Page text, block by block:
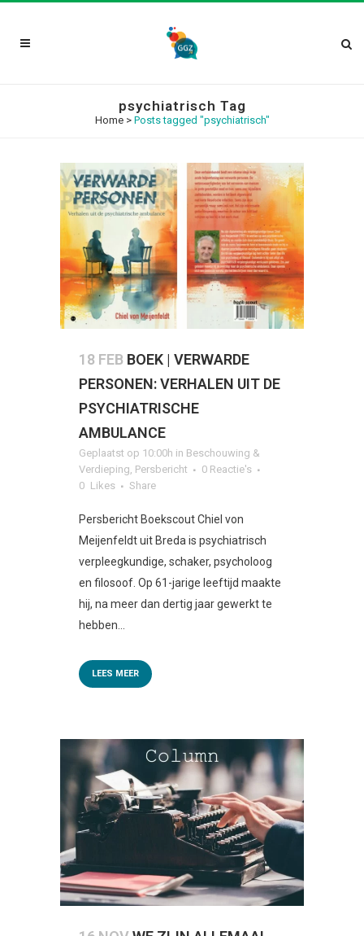
psychiatrisch Tag
Home> Posts tagged "psychiatrisch"
18 FEB BOEK | VERWARDE
PERSONEN: VERHALEN UIT DE
PSYCHIATRISCHE
AMBULANCE
Geplaatst op 10:00h in Beschouwing &
Verdieping, Persbericht
0 Reactie's
0 Likes Share
Persbericht Boekscout Chiel von
Meijenfeldt uit Breda is psychiatrisch
verpleegkundige, schaker, psycholoog
en filosoof. Op 61-jarige leeftijd maakte
hij, na meer dan dertig jaar gewerkt te
hebben...
LEES MEER